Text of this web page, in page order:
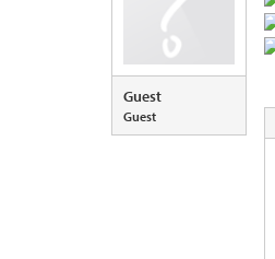
Guest
Guest